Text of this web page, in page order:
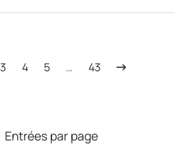
3 4 5 … 43
Entrées par page